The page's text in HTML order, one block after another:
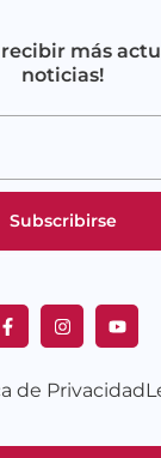
recibir más
noticias!
Subscribirse
de Privacidad